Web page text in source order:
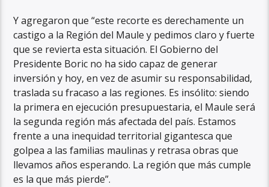
Y agregaron que “este recorte es derechamente un
castigo a la Región del Maule y pedimos claro y fuerte
que se revierta esta situación. El Gobierno del
Presidente Boric no ha sido capaz de generar
inversión y hoy, en vez de asumir su responsabilidad,
traslada su fracaso a las regiones. Es insólito: siendo
la primera en ejecución presupuestaria, el Maule será
la segunda región más afectada del país. Estamos
frente a una inequidad territorial gigantesca que
golpea a las familias maulinas y retrasa obras que
llevamos años esperando. La región que más cumple
es la que más pierde”.